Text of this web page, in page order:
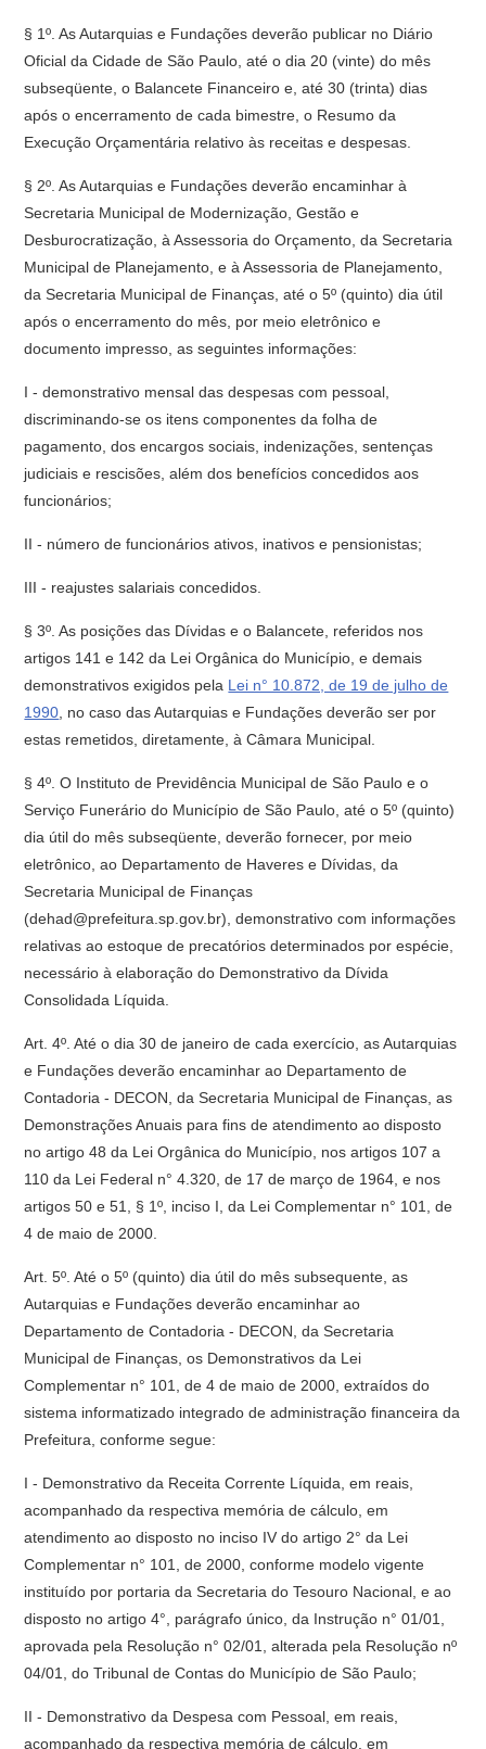
§ 1º. As Autarquias e Fundações deverão publicar no Diário
Oficial da Cidade de São Paulo, até o dia 20 (vinte) do mês
subseqüente, o Balancete Financeiro e, até 30 (trinta) dias
após o encerramento de cada bimestre, o Resumo da
Execução Orçamentária relativo às receitas e despesas.
§ 2º. As Autarquias e Fundações deverão encaminhar à
Secretaria Municipal de Modernização, Gestão e
Desburocratização, à Assessoria do Orçamento, da Secretaria
Municipal de Planejamento, e à Assessoria de Planejamento,
da Secretaria Municipal de Finanças, até o 5º (quinto) dia útil
após o encerramento do mês, por meio eletrônico e
documento impresso, as seguintes informações:
I - demonstrativo mensal das despesas com pessoal,
discriminando-se os itens componentes da folha de
pagamento, dos encargos sociais, indenizações, sentenças
judiciais e rescisões, além dos benefícios concedidos aos
funcionários;
II - número de funcionários ativos, inativos e pensionistas;
III - reajustes salariais concedidos.
§ 3º. As posições das Dívidas e o Balancete, referidos nos
artigos 141 e 142 da Lei Orgânica do Município, e demais
demonstrativos exigidos pela Lei n° 10.872, de 19 de julho de
1990 , no caso das Autarquias e Fundações deverão ser por
estas remetidos, diretamente, à Câmara Municipal.
§ 4º. O Instituto de Previdência Municipal de São Paulo e o
Serviço Funerário do Município de São Paulo, até o 5º (quinto)
dia útil do mês subseqüente, deverão fornecer, por meio
eletrônico, ao Departamento de Haveres e Dívidas, da
Secretaria Municipal de Finanças
(dehad@prefeitura.sp.gov.br), demonstrativo com informações
relativas ao estoque de precatórios determinados por espécie,
necessário à elaboração do Demonstrativo da Dívida
Consolidada Líquida.
Art. 4º. Até o dia 30 de janeiro de cada exercício, as Autarquias
e Fundações deverão encaminhar ao Departamento de
Contadoria - DECON, da Secretaria Municipal de Finanças, as
Demonstrações Anuais para fins de atendimento ao disposto
no artigo 48 da Lei Orgânica do Município, nos artigos 107 a
110 da Lei Federal n° 4.320, de 17 de março de 1964, e nos
artigos 50 e 51, § 1º, inciso I, da Lei Complementar n° 101, de
4 de maio de 2000.
Art. 5º. Até o 5º (quinto) dia útil do mês subsequente, as
Autarquias e Fundações deverão encaminhar ao
Departamento de Contadoria - DECON, da Secretaria
Municipal de Finanças, os Demonstrativos da Lei
Complementar n° 101, de 4 de maio de 2000, extraídos do
sistema informatizado integrado de administração financeira da
Prefeitura, conforme segue:
I - Demonstrativo da Receita Corrente Líquida, em reais,
acompanhado da respectiva memória de cálculo, em
atendimento ao disposto no inciso IV do artigo 2° da Lei
Complementar n° 101, de 2000, conforme modelo vigente
instituído por portaria da Secretaria do Tesouro Nacional, e ao
disposto no artigo 4°, parágrafo único, da Instrução n° 01/01,
aprovada pela Resolução n° 02/01, alterada pela Resolução nº
04/01, do Tribunal de Contas do Município de São Paulo;
II - Demonstrativo da Despesa com Pessoal, em reais,
acompanhado da respectiva memória de cálculo, em